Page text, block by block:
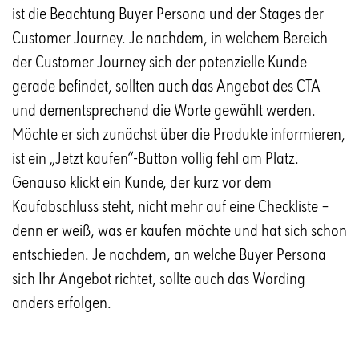
ist die Beachtung Buyer Persona und der Stages der
Customer Journey. Je nachdem, in welchem Bereich
der Customer Journey sich der potenzielle Kunde
gerade befindet, sollten auch das Angebot des CTA
und dementsprechend die Worte gewählt werden.
Möchte er sich zunächst über die Produkte informieren,
ist ein „Jetzt kaufen“-Button völlig fehl am Platz.
Genauso klickt ein Kunde, der kurz vor dem
Kaufabschluss steht, nicht mehr auf eine Checkliste –
denn er weiß, was er kaufen möchte und hat sich schon
entschieden. Je nachdem, an welche Buyer Persona
sich Ihr Angebot richtet, sollte auch das Wording
anders erfolgen.